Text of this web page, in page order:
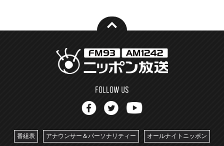
番組表 アナウンサー＆パーソナリティー オールナイトニッポン